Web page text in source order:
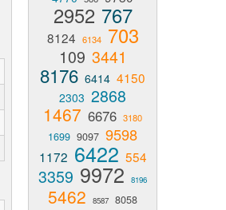
2952 767
8124 6134 703
109 3441
8176 6414 4150
2303 2868
1467 6676 3180
1699 9097 9598
1172 6422 554
3359 9972 8196
5462 8587 8058